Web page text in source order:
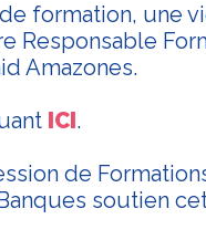
formation, une
Responsable
Amazones.
ICI.
de
soutien